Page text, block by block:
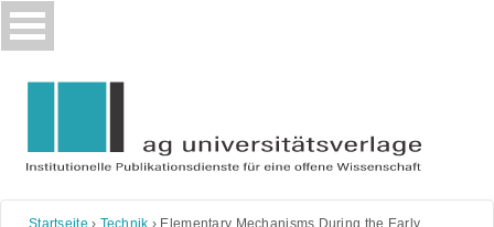
Skip
to